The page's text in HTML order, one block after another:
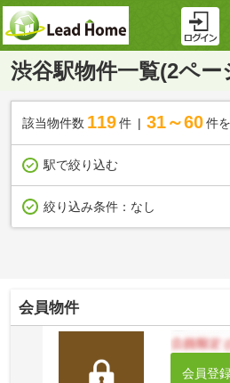
渋谷駅物件一覧(2ペ
該当物件数 119件 31～60 件
駅で絞り込む
絞り込み条件： なし
会員物件
会員登